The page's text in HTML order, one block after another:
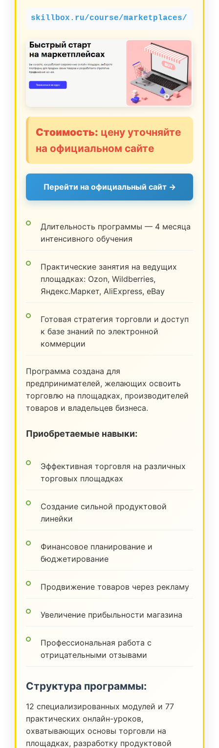
skillbox.ru/course/marketplaces/
Стоимость: цену уточняйте
на официальном сайте
Перейти на официальный сайт →
Длительность программы — 4 месяца
интенсивного обучения
Практические занятия на ведущих
площадках: Ozon, Wildberries,
Яндекс.Маркет, AliExpress, eBay
Готовая стратегия торговли и доступ
к базе знаний по электронной
коммерции
Программа создана для
предпринимателей, желающих освоить
торговлю на площадках, производителей
товаров и владельцев бизнеса.
Приобретаемые навыки:
Эффективная торговля на различных
торговых площадках
Создание сильной продуктовой
линейки
Финансовое планирование и
бюджетирование
Продвижение товаров через рекламу
Увеличение прибыльности магазина
Профессиональная работа с
отрицательными отзывами
Структура программы:
12 специализированных модулей и 77
практических онлайн-уроков,
охватывающих основы торговли на
площадках, разработку продуктовой